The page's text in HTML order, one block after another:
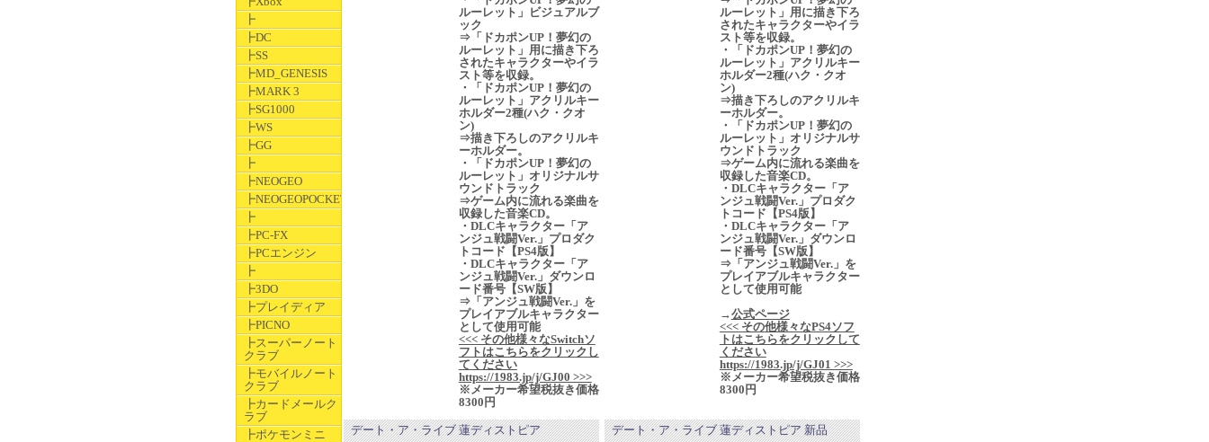
┣
┣DC
┣SS
┣MD_GENESIS
┣MARK 3
┣SG1000
┣WS
┣GG
┣
┣NEOGEO
┣NEOGEOPOCKET
┣
┣PC-FX
┣PCエンジン
┣
┣3DO
┣プレイディア
┣PICNO
┣スーパーノート
クラブ
┣モバイルノート
クラブ
┣カードメールク
ラブ
┣ポケモンミニ
ルーレット」ビジュアルブ
ック
⇒「ドカポンUP！夢幻の
ルーレット」用に描き下ろ
されたキャラクターやイラ
スト等を収録。
・「ドカポンUP！夢幻の
ルーレット」アクリルキー
ホルダー2種(ハク・クオ
ン)
⇒描き下ろしのアクリルキ
ーホルダー。
・「ドカポンUP！夢幻の
ルーレット」オリジナルサ
ウンドトラック
⇒ゲーム内に流れる楽曲を
収録した音楽CD。
・DLCキャラクター「ア
ンジュ戦闘Ver.」プロダク
トコード【PS4版】
・DLCキャラクター「ア
ンジュ戦闘Ver.」ダウンロ
ード番号【SW版】
⇒「アンジュ戦闘Ver.」を
プレイアブルキャラクター
として使用可能
<<< その他様々なSwitchソ
フトはこちらをクリックし
てください
https://1983.jp/j/GJ00 >>>
※メーカー希望税抜き価格
8300円
ルーレット」用に描き下ろ
されたキャラクターやイラ
スト等を収録。
・「ドカポンUP！夢幻の
ルーレット」アクリルキー
ホルダー2種(ハク・クオ
ン)
⇒描き下ろしのアクリルキ
ーホルダー。
・「ドカポンUP！夢幻の
ルーレット」オリジナルサ
ウンドトラック
⇒ゲーム内に流れる楽曲を
収録した音楽CD。
・DLCキャラクター「ア
ンジュ戦闘Ver.」プロダク
トコード【PS4版】
・DLCキャラクター「ア
ンジュ戦闘Ver.」ダウンロ
ード番号【SW版】
⇒「アンジュ戦闘Ver.」を
プレイアブルキャラクター
として使用可能
→公式ページ
<<< その他様々なPS4ソフ
トはこちらをクリックして
ください
https://1983.jp/j/GJ01 >>>
※メーカー希望税抜き価格
8300円
デート・ア・ライブ 蓮ディストピア
デート・ア・ライブ 蓮ディストピア 新品